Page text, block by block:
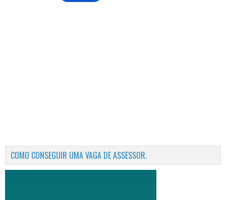
COMO CONSEGUIR UMA VAGA DE ASSESSOR.